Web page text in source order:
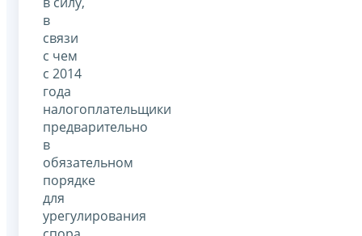
в
связи
с чем
с 2014
года
налогоплательщики
предварительно
в
обязательном
порядке
для
урегулирования